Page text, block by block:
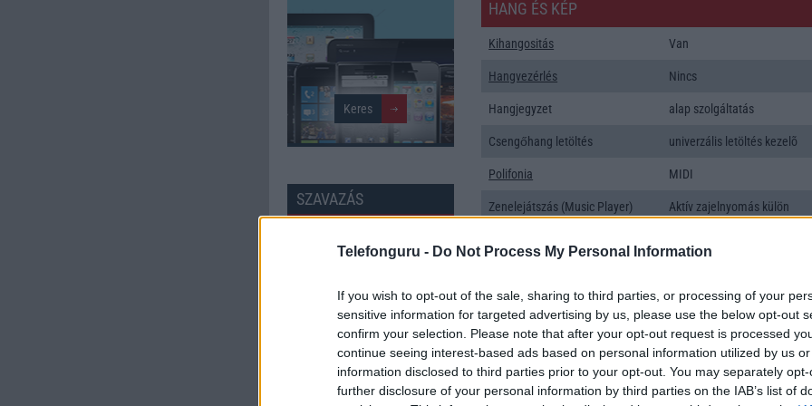
Telefonguru - Do Not Process My Personal Information
If you wish to opt-out of the sale, sharing to third parties, or processing of your
sensitive information for targeted advertising by us, please use the below opt-out
confirm your selection. Please note that after your opt-out request is processed
continue seeing interest-based ads based on personal information utilized by us
information disclosed to third parties prior to your opt-out. You may separately
further disclosure of your personal information by third parties on the IAB’s list of
SZAVAZÁS
Minőség: 7.88
Értékelés: 7.92 | Szavazatok: 401
HANG ÉS KÉP
Kihangositás Van
Hangvezérlés Nincs
Hangjegyzet alap szolgáltatás
Csengőhang letöltés univerzális letöltés kezelõ
Polifonia MIDI
Zenelejátszás (Music Player)
Aktív zajelnyomás külön
Rádió sztereó
Kamera
Max. kamera felbontás (több
kamera esetén)
16 Mpixel
Video lejátszás 1080p HD lejátszó